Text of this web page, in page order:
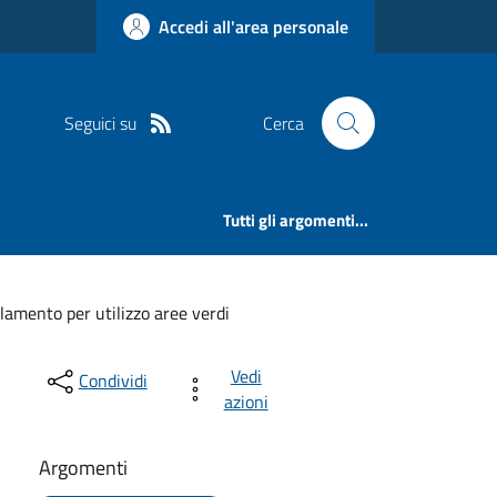
Accedi all'area personale
Seguici su Cerca
Tutti gli argomenti...
per utilizzo aree verdi
Condividi
Vedi
azioni
Argomenti